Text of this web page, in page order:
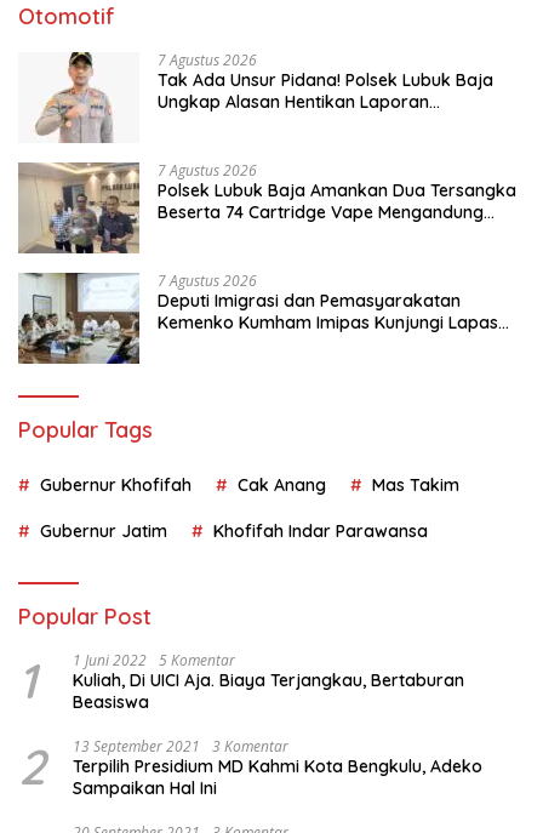
Otomotif
7 Agustus 2026
Tak Ada Unsur Pidana! Polsek Lubuk Baja
Ungkap Alasan Hentikan Laporan
7 Agustus 2026
Polsek Lubuk Baja Amankan Dua Tersangka
Beserta 74 Cartridge Vape Mengandung
7 Agustus 2026
Deputi Imigrasi dan Pemasyarakatan
Kemenko Kumham Imipas Kunjungi Lapas
Popular Tags
Gubernur Khofifah Cak Anang Mas Takim
Gubernur Jatim Khofifah Indar Parawansa
Popular Post
1 1 Juni 2022 5 Komentar
Kuliah, Di UICI Aja. Biaya Terjangkau, Bertaburan
Beasiswa
2 13 September 2021 3 Komentar
Terpilih Presidium MD Kahmi Kota Bengkulu, Adeko
Sampaikan Hal Ini